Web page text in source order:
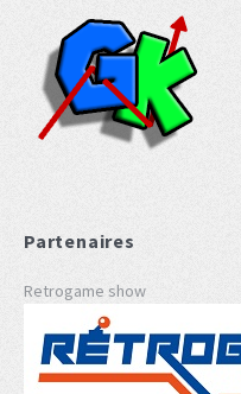
Partenaires
Retrogame show